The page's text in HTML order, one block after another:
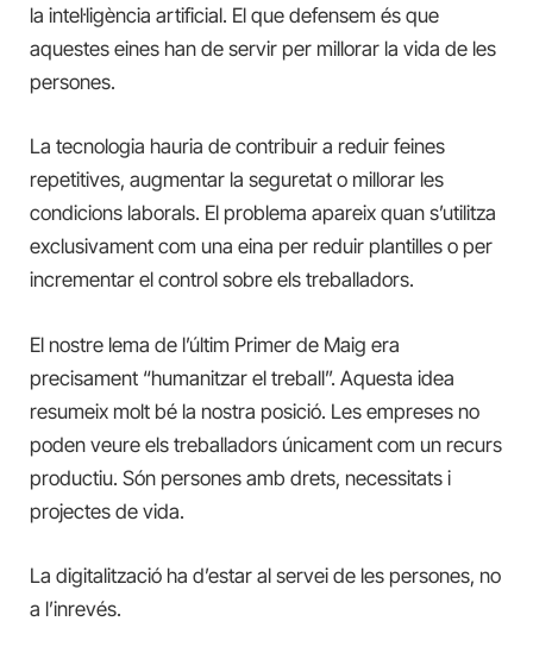
la intel·ligència artificial. El que defensem és que
aquestes eines han de servir per millorar la vida de les
persones.
La tecnologia hauria de contribuir a reduir feines
repetitives, augmentar la seguretat o millorar les
condicions laborals. El problema apareix quan s’utilitza
exclusivament com una eina per reduir plantilles o per
incrementar el control sobre els treballadors.
El nostre lema de l’últim Primer de Maig era
precisament “humanitzar el treball”. Aquesta idea
resumeix molt bé la nostra posició. Les empreses no
poden veure els treballadors únicament com un recurs
productiu. Són persones amb drets, necessitats i
projectes de vida.
La digitalització ha d’estar al servei de les persones, no
a l’inrevés.